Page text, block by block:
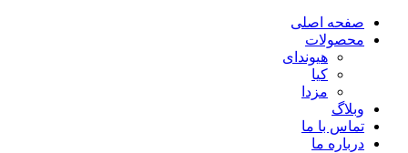
صفحه اصلی
محصولات
هیوندای
کیا
مزدا
وبلاگ
تماس با ما
درباره ما